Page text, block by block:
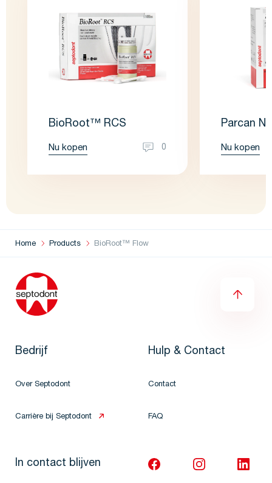
BioRoot™ RCS
0
Nu kopen
Parcan N
Nu kopen
Home Products BioRoot™ Flow
Bedrijf
Over Septodont
Carrière bij Septodont
Hulp & Contact
Contact
FAQ
In contact blijven